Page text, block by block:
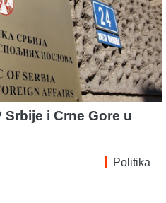
i Crne Gore u
Politika